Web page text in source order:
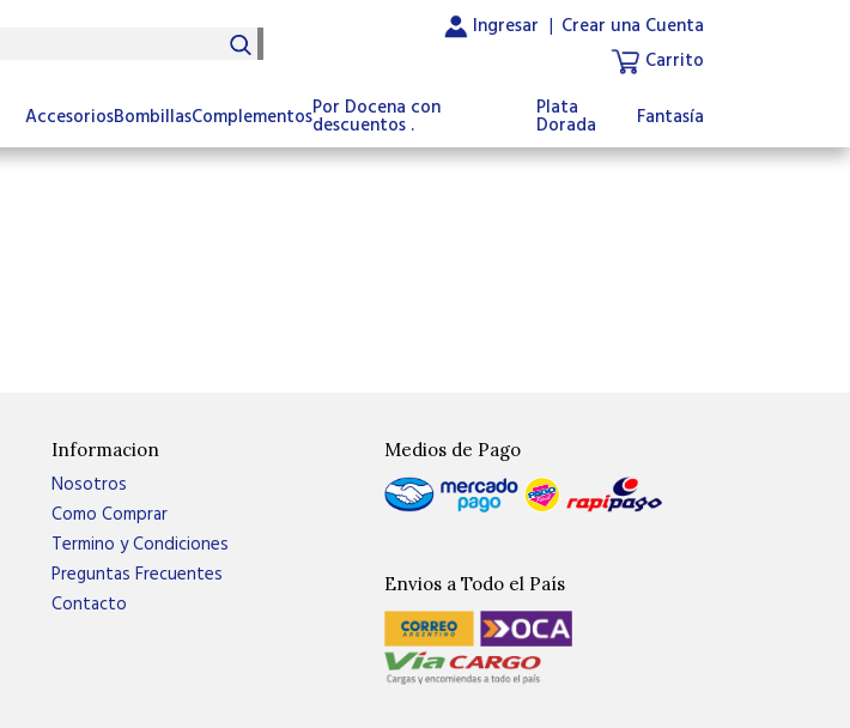
Ingresar | Crear una Cuenta
Carrito
AccesoriosBombillasComplementosPor Docena con
descuentos .
Plata
Dorada Fantasía
Informacion
Nosotros
Como Comprar
Termino y Condiciones
Preguntas Frecuentes
Contacto
Medios de Pago
Envios a Todo el País